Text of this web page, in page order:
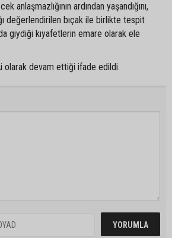
anlaşmazlığının ardından yaşandığını,
değerlendirilen bıçak ile birlikte tespit
giydiği kıyafetlerin emare olarak ele
olarak devam ettiği ifade edildi.